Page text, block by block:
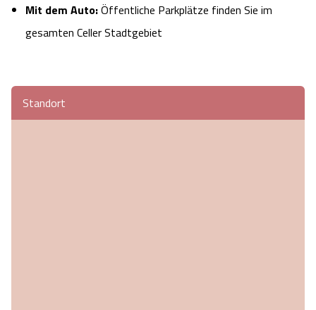
Mit dem Auto:Öffentliche Parkplätze finden Sie im
gesamten Celler Stadtgebiet
Standort